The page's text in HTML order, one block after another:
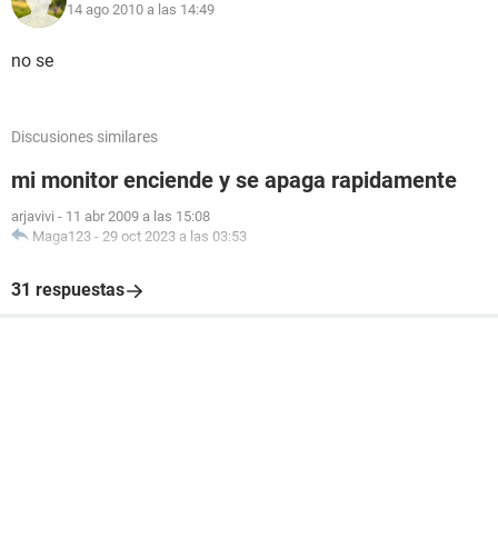
14 ago 2010 a las 14:49
no se
Discusiones similares
mi monitor enciende y se apaga rapidamente
arjavivi - 11 abr 2009 a las 15:08
Maga123 - 29 oct 2023 a las 03:53
31 respuestas